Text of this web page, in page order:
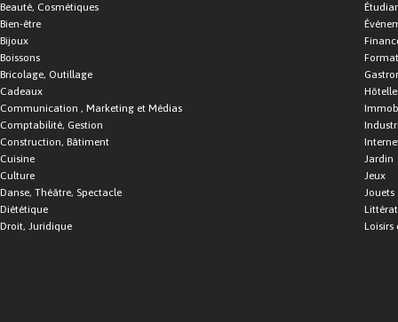
Beauté, Cosmétiques
Bien-être
Bijoux
Boissons
Bricolage, Outillage
Cadeaux
Communication , Marketing et Médias
Comptabilité, Gestion
Construction, Bâtiment
Cuisine
Culture
Danse, Théâtre, Spectacle
Diététique
Droit, Juridique
Jardin
Jeux
Jouets
Loisirs